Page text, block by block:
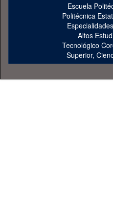
Escuela
Politécnica
Altos
Tecnológico
Superior,